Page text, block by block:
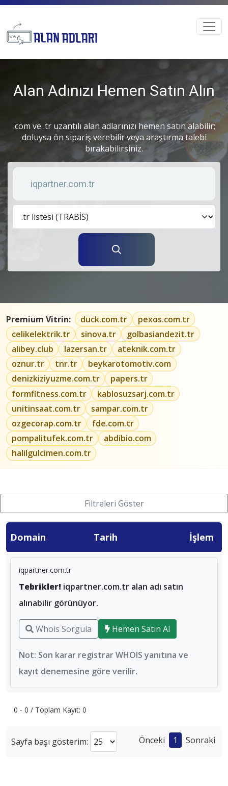
Alan Adınızı Hemen Satın Alın
.com ve .tr uzantılı alan adlarınızı hemen satın alabilir;
doluysa ön sipariş verebilir veya araştırma talebi
bırakabilirsiniz.
Anahtar kelime
Premium Vitrin: duck.com.tr
pexos.com.tr
celikelektrik.tr
sinova.tr
golbasiandezit.tr
alibey.club
lazersan.tr
ateknik.com.tr
oznur.tr
tnr.tr
beykarotomotiv.com
denizkiziyuzme.com.tr
papers.tr
formfitness.com.tr
kablosuzsarj.com.tr
unitinsaat.com.tr
sampar.com.tr
ozgecorap.com.tr
fde.com.tr
pompalitufek.com.tr
abdibio.com
halilgulcimen.com.tr
Filtreleri Göster
Domain Tarih İşlem
iqpartner.com.tr
Tebrikler! iqpartner.com.tr alan adı satın
alınabilir görünüyor.
Whois Sorgula Hemen Satın Al
Not: Son karar registrar WHOIS yanıtına ve
kayıt denemesine göre verilir.
0 - 0 / Toplam Kayıt: 0
Sayfa başı gösterim: Önceki 1 Sonraki